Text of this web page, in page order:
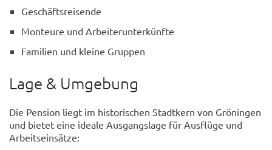
Geschäftsreisende
Monteure und Arbeiterunterkünfte
Familien und kleine Gruppen
Lage & Umgebung
Die Pension liegt im historischen Stadtkern von Gröningen
und bietet eine ideale Ausgangslage für Ausflüge und
Arbeitseinsätze: